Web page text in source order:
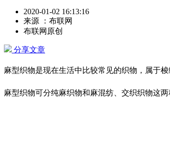
2020-01-02 16:13:16
来源 ：布联网
布联网原创
分享文章
麻型织物是现在生活中比较常见的织物，属于
麻型织物可分纯麻织物和麻混纺、交织织物这两